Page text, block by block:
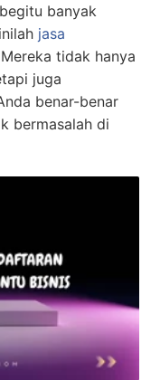
banyak
jasa
tidak hanya
juga
benar-benar
bermasalah di